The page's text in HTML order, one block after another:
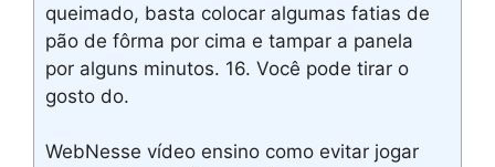
queimado, basta colocar algumas fatias de
pão de fôrma por cima e tampar a panela
por alguns minutos. 16. Você pode tirar o
gosto do.
WebNesse vídeo ensino como evitar jogar